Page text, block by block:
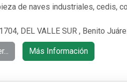
de naves industriales, cedis,
DEL VALLE SUR , Benito
Más Información